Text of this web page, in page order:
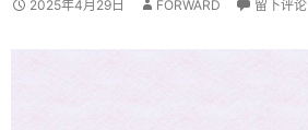
2025年4月29日 FORWARD 留下评论